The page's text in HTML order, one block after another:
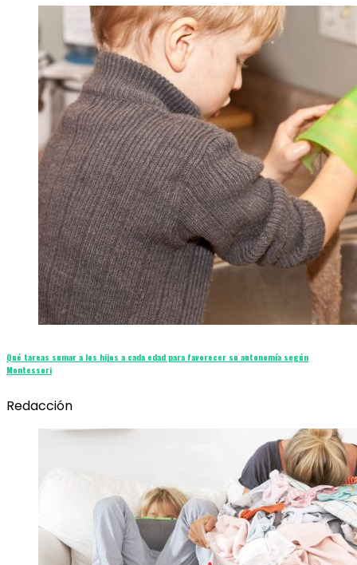
Qué tareas sumar a los hijos a cada edad para favorecer su autonomía según
Montessori
Redacción